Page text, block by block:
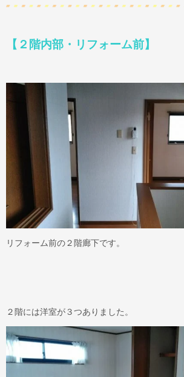
【２階内部・リフォーム前】
リフォーム前の２階廊下です。
２階には洋室が３つありました。